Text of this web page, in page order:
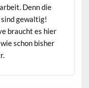
Denn die
gewaltig!
braucht es hier
schon bish­er